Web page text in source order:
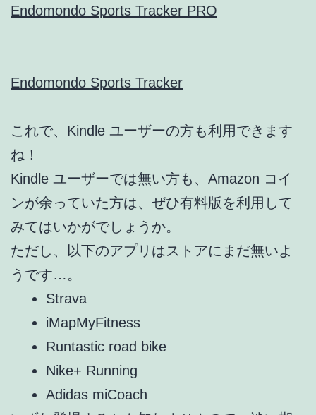
Endomondo Sports Tracker PRO
Endomondo Sports Tracker
これで、Kindle ユーザーの方も利用できます
ね！
Kindle ユーザーでは無い方も、Amazon コイ
ンが余っていた方は、ぜひ有料版を利用して
みてはいかがでしょうか。
ただし、以下のアプリはストアにまだ無いよ
うです…。
Strava
iMapMyFitness
Runtastic road bike
Nike+ Running
Adidas miCoach